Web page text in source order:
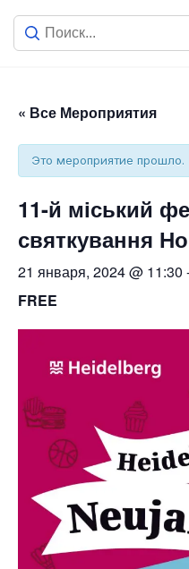
« Все Мероприятия
Это мероприятие прошло.
11-й міський
святкування
21 января, 2024 @ 11:30
FREE